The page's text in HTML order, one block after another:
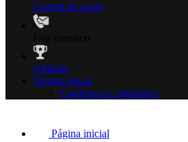
Central de ajuda
Afiliado
Termos legais
Confiança e segurança
Página inicial